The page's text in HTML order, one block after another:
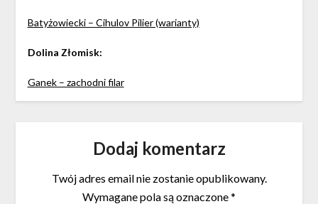
Batyżowiecki – Cihulov Pilier (warianty)
Dolina Złomisk:
Ganek – zachodni filar
Dodaj komentarz
Twój adres email nie zostanie opublikowany.
Wymagane pola są oznaczone*